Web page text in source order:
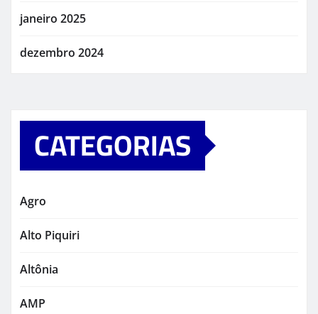
janeiro 2025
dezembro 2024
CATEGORIAS
Agro
Alto Piquiri
Altônia
AMP